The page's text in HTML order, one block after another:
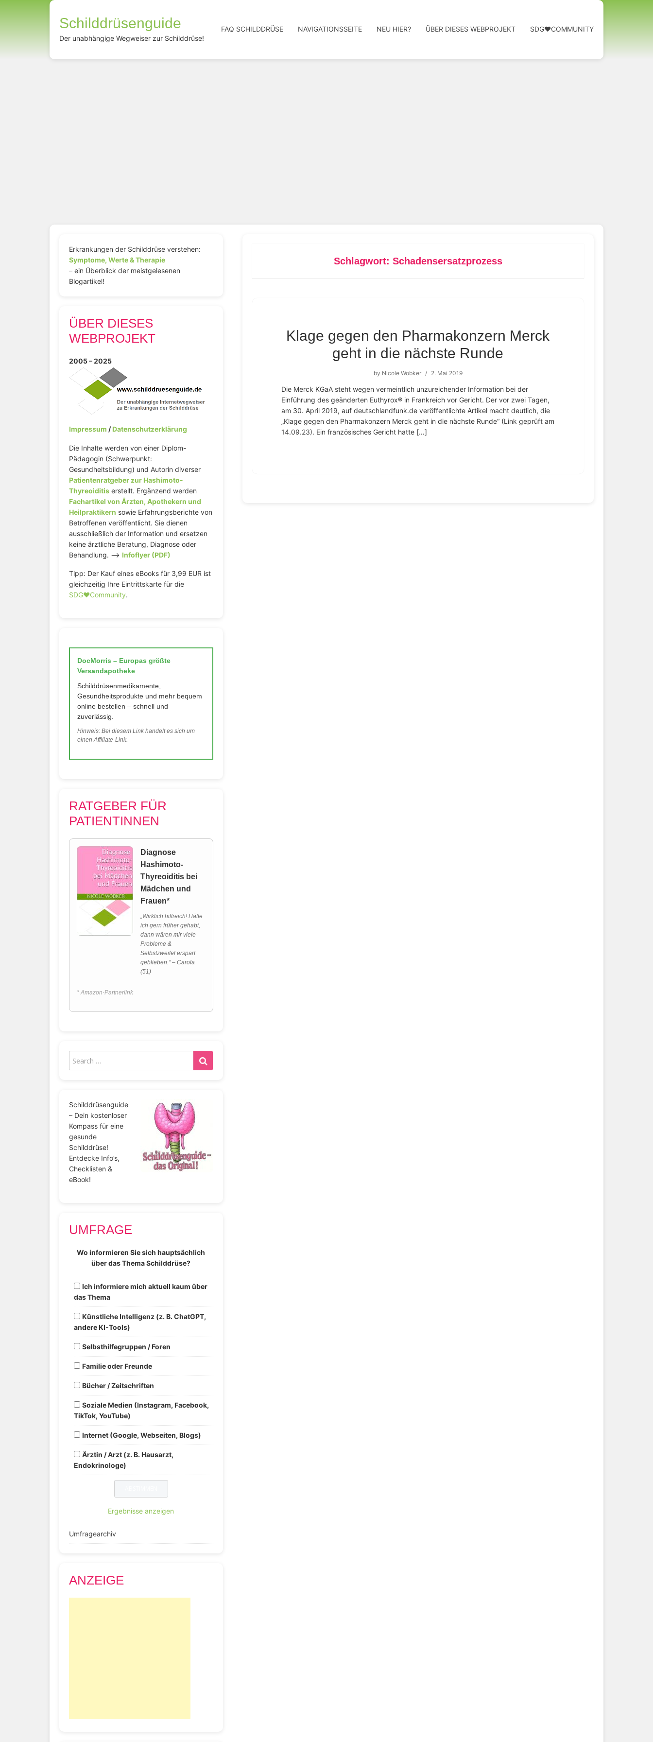
Schilddrüsenguide
Der unabhängige Wegweiser zur Schilddrüse!
FAQ SCHILDDRÜSE NAVIGATIONSSEITE NEU HIER? ÜBER DIESES WEBPROJEKT SDG❤️COMMUNITY
Schlagwort: Schadensersatzprozess
Klage gegen den Pharmakonzern Merck
geht in die nächste Runde
by Nicole Wobker / 2. Mai 2019
Die Merck KGaA steht wegen vermeintlich unzureichender Information bei der
Einführung des geänderten Euthyrox® in Frankreich vor Gericht. Der vor zwei Tagen,
am 30. April 2019, auf deutschlandfunk.de veröffentlichte Artikel macht deutlich, die
„Klage gegen den Pharmakonzern Merck geht in die nächste Runde“ (Link geprüft am
14.09.23). Ein französisches Gericht hatte […]
Erkrankungen der Schilddrüse verstehen:
Symptome, Werte & Therapie
– ein Überblick der meistgelesenen
Blogartikel!
ÜBER DIESES
WEBPROJEKT
2005 – 2025
Impressum /Datenschutzerklärung
Die Inhalte werden von einer Diplom-
Pädagogin (Schwerpunkt:
Gesundheitsbildung) und Autorin diverser
Patientenratgeber zur Hashimoto-
Thyreoiditis erstellt. Ergänzend werden
Fachartikel von Ärzten, Apothekern und
Heilpraktikern sowie Erfahrungsberichte von
Betroffenen veröffentlicht. Sie dienen
ausschließlich der Information und ersetzen
keine ärztliche Beratung, Diagnose oder
Behandlung. –> Infoflyer (PDF)
Tipp: Der Kauf eines eBooks für 3,99 EUR ist
gleichzeitig Ihre Eintrittskarte für die
SDG♥️Community.
DocMorris – Europas größte
Versandapotheke
Schilddrüsenmedikamente,
Gesundheitsprodukte und mehr bequem
online bestellen – schnell und
zuverlässig.
Hinweis: Bei diesem Link handelt es sich um
einen Affiliate-Link.
RATGEBER FÜR
PATIENTINNEN
Diagnose
Hashimoto-
Thyreoiditis bei
Mädchen und
Frauen*
„Wirklich hilfreich! Hätte
ich gern früher gehabt,
dann wären mir viele
Probleme &
Selbstzweifel erspart
geblieben.“ – Carola
(51)
* Amazon-Partnerlink
Schilddrüsenguide
– Dein kostenloser
Kompass für eine
gesunde
Schilddrüse!
Entdecke Info’s,
Checklisten &
eBook!
UMFRAGE
Wo informieren Sie sich hauptsächlich
über das Thema Schilddrüse?
Ich informiere mich aktuell kaum über
das Thema
Künstliche Intelligenz (z. B. ChatGPT,
andere KI-Tools)
Selbsthilfegruppen / Foren
Familie oder Freunde
Bücher / Zeitschriften
Soziale Medien (Instagram, Facebook,
TikTok, YouTube)
Internet (Google, Webseiten, Blogs)
Ärztin / Arzt (z. B. Hausarzt,
Endokrinologe)
Ergebnisse anzeigen
Umfragearchiv
ANZEIGE